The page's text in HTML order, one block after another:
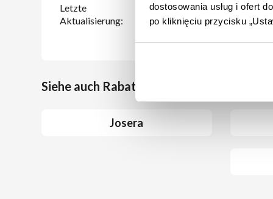
dostosowania usług i ofert
po kliknięciu przycisku
Letzte
Aktualisierung:
08.08.2026
Siehe auch Rabattcoupons bei ähnlichen
Josera